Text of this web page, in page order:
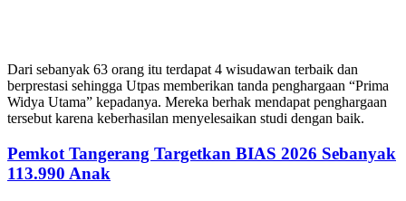
Dari sebanyak 63 orang itu terdapat 4 wisudawan terbaik dan
berprestasi sehingga Utpas memberikan tanda penghargaan “Prima
Widya Utama” kepadanya. Mereka berhak mendapat penghargaan
tersebut karena keberhasilan menyelesaikan studi dengan baik.
Pemkot Tangerang Targetkan BIAS 2026 Sebanyak
113.990 Anak